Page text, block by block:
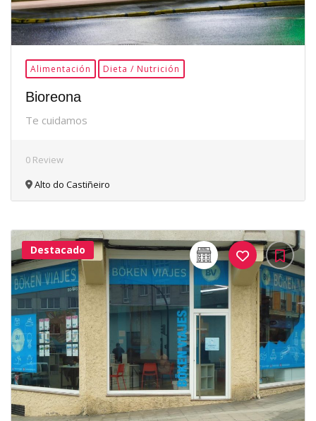
Alimentación Dieta / Nutrición
Bioreona
Te cuidamos
0 Review
Alto do Castiñeiro
33Me
Gusta
Destacado